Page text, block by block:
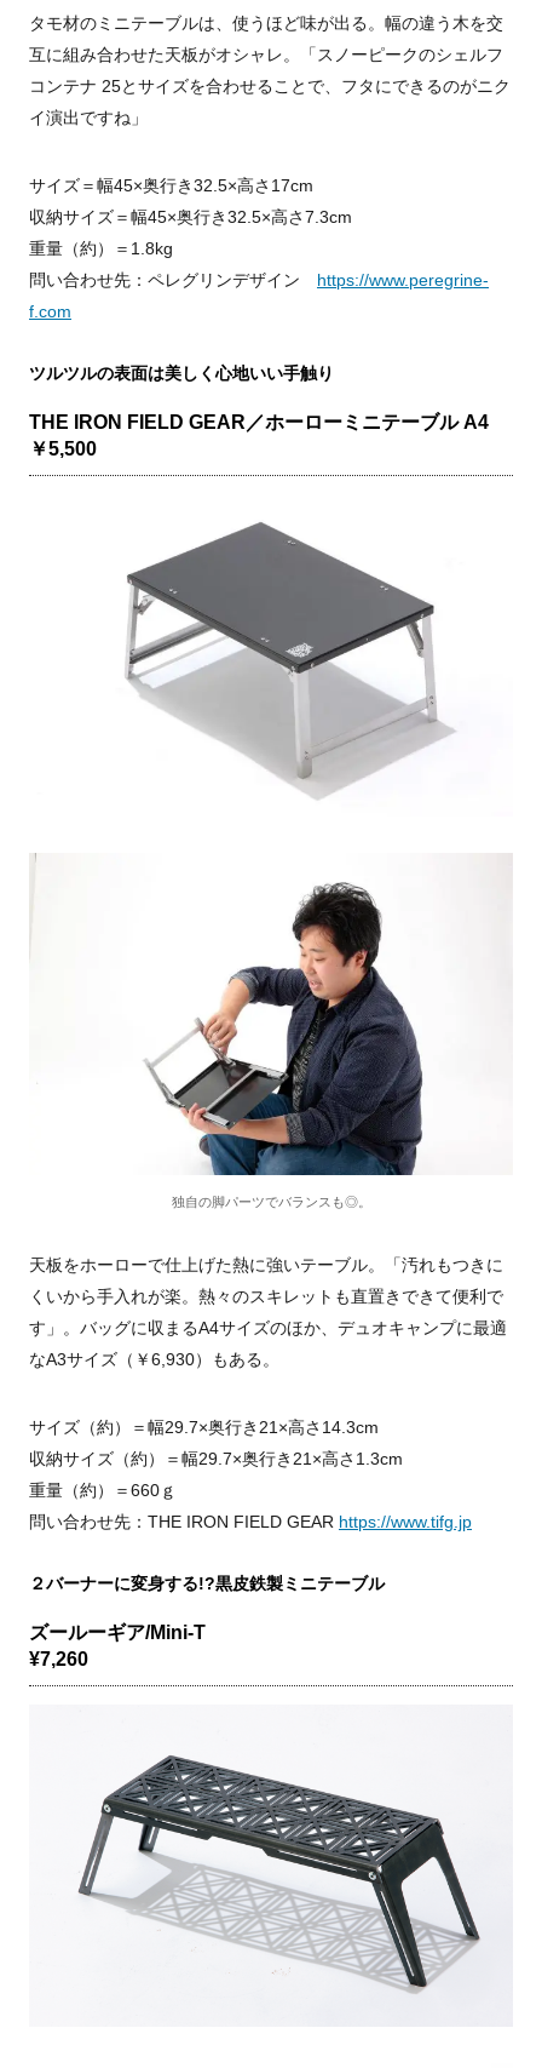
タモ材のミニテーブルは、使うほど味が出る。幅の違う木を交
互に組み合わせた天板がオシャレ。「スノーピークのシェルフ
コンテナ 25とサイズを合わせることで、フタにできるのがニク
イ演出ですね」
サイズ＝幅45×奥行き32.5×高さ17cm
収納サイズ＝幅45×奥行き32.5×高さ7.3cm
重量（約）＝1.8kg
問い合わせ先：ペレグリンデザイン https://www.peregrine-
f.com
ツルツルの表面は美しく心地いい手触り
THE IRON FIELD GEAR／ホーローミニテーブル A4
￥5,500
独自の脚パーツでバランスも◎。
天板をホーローで仕上げた熱に強いテーブル。「汚れもつきに
くいから手入れが楽。熱々のスキレットも直置きできて便利で
す」。バッグに収まるA4サイズのほか、デュオキャンプに最適
なA3サイズ（￥6,930）もある。
サイズ（約）＝幅29.7×奥行き21×高さ14.3cm
収納サイズ（約）＝幅29.7×奥行き21×高さ1.3cm
重量（約）＝660ｇ
問い合わせ先：THE IRON FIELD GEAR https://www.tifg.jp
２バーナーに変身する!?黒皮鉄製ミニテーブル
ズールーギア/Mini-T
¥7,260